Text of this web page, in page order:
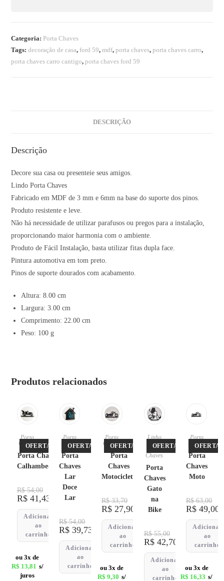
Categoria: Porta Chaves
Tags:decoração de casa, ford 59,mdf,porta chaves,porta chaves carro,
porta chaves carro cantigo,porta chaves ford 59
DESCRIÇÃO
Descrição
Decore sua casa ou presenteie seus amigos.
Lindo Porta Chaves
Fabricado em MDF de 3 mm e 6mm na base do suporte dos pinos.
Produto resistente e leve.
Não há necessidade de utilizar parafusos ou pregos para a instalação,
proporcionando maior harmonia com o ambiente.
Produto de Fácil Instalação, basta utilizar fitas dupla face.
Pintura automotiva em tom preto.
Pinos de suporte dourados com acabamento.
Altura: 8.00 cm
Largura: 3.00 cm
Comprimento: 22.00 cm
Peso: 100 g
Produtos relacionados
OFERTA!
Porta
Chaves
Porta Chaves
Calhambeque
R$54,00
R$41,43
Adicionar
ao
carrinho
ou 3x de
R$ 13,81 s/
juros
OFERTA!
Porta
Chaves
Porta
Chaves
Lar
Doce
Lar
R$54,00
R$ 39,73
Adicionar
ao
carrinho
OFERTA!
Porta
Chaves
Porta
Chaves
Motocicleta
R$33,70
R$27,90
Adicionar
ao
carrinho
ou 3x de
R$ 9,30 s/
OFERTA!
Linha
Pet,
Porta
Chaves
Porta
Chaves
Gato
na
Bike
R$55,00
R$42,70
Adicionar
ao
carrinho
OFERTA!
Porta
Chaves
Porta
Chaves
Moto
R$63,00
R$ 49,00
Adicionar
ao
carrinho
ou 3x de
R$ 16,33 s/